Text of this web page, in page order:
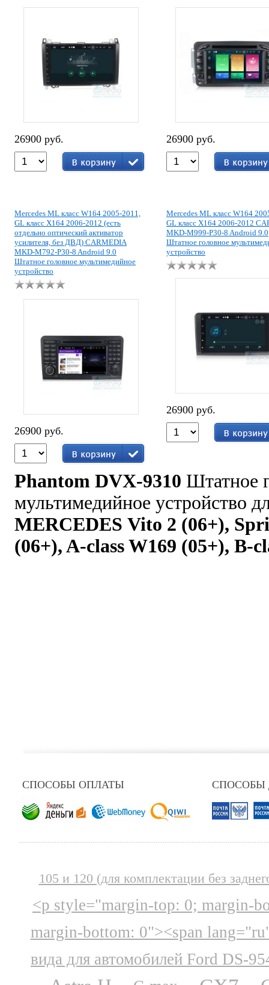
26900 руб. 26900 руб.
Mercedes ML класс W164 2005-2011,
GL класс X164 2006-2012 (есть
отдельно оптический активатор
усилителя, без ДВД) CARMEDIA
MKD-M792-P30-8 Android 9.0
Штатное головное мультимедийное
устройство
26900 руб.
Mercedes ML класс W164
GL класс X164 2006-2012
MKD-M999-P30-8 Android 9.0
Штатное головное
устройство
26900 руб.
Phantom DVX-9310 Штатное
мультимедийное устройство
MERCEDES Vito 2 (06+),
(06+), A-class W169 (05+), B-
СПОСОБЫ ОПЛАТЫ СПОСОБЫ
105 и 120 (для комплектации без
<p style="margin-top: 0; margin-
margin-bottom: 0"><span
вида для автомобилей Ford DS-